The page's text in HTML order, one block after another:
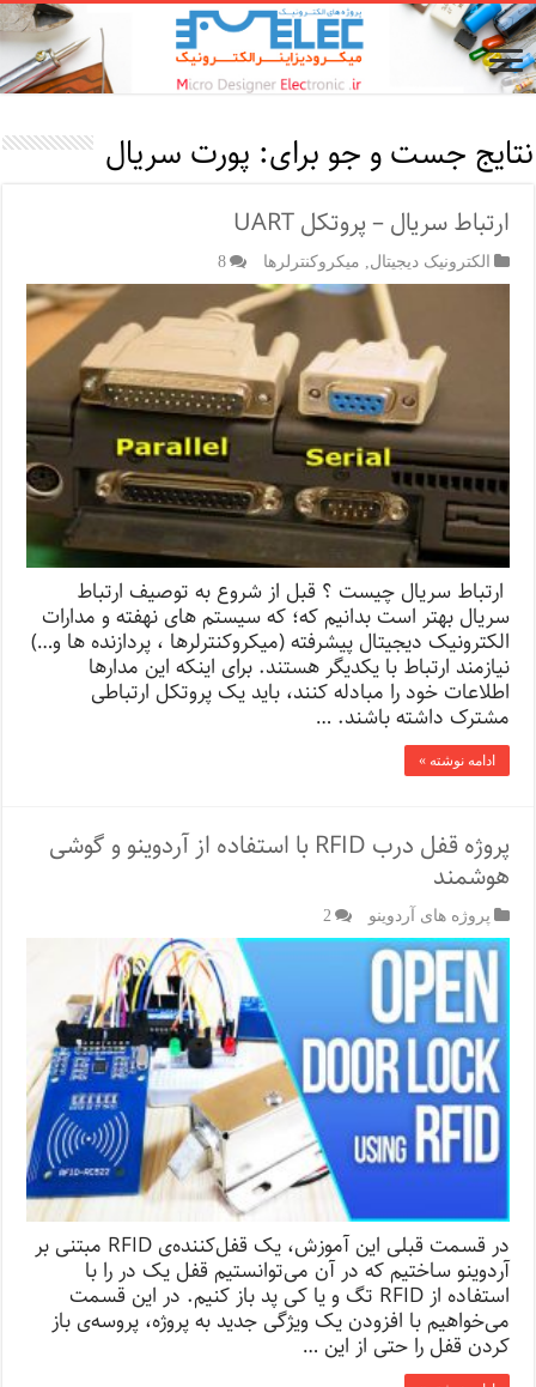
نتایج جست و جو برای: پورت‌ سریال
ارتباط سریال – پروتکل UART
الکترونیک دیجیتال میکروکنترلرها 8
ارتباط سریال چیست ؟ قبل از شروع به توصیف ارتباط
سریال بهتر است بدانیم که؛ که سیستم های نهفته و مدارات
الکترونیک دیجیتال پیشرفته (میکروکنترلرها ، پردازنده ها و…)
نیازمند ارتباط با یکدیگر هستند. برای اینکه این مدارها
اطلاعات خود را مبادله کنند، باید یک پروتکل ارتباطی
مشترک داشته باشند. …
ادامه نوشته »
پروژه قفل‌ درب RFID با استفاده از آردوینو و گوشی
هوشمند
پروژه های آردوینو 2
در قسمت قبلی این آموزش، یک قفل‌کننده‌ی RFID مبتنی بر
آردوینو ساختیم که در آن می‌توانستیم قفل یک در را با
استفاده از RFID تگ و یا کی پد باز کنیم. در این قسمت
می‌خواهیم با افزودن یک ویژگی جدید به پروژه، پروسه‌ی باز
کردن قفل را حتی از این …